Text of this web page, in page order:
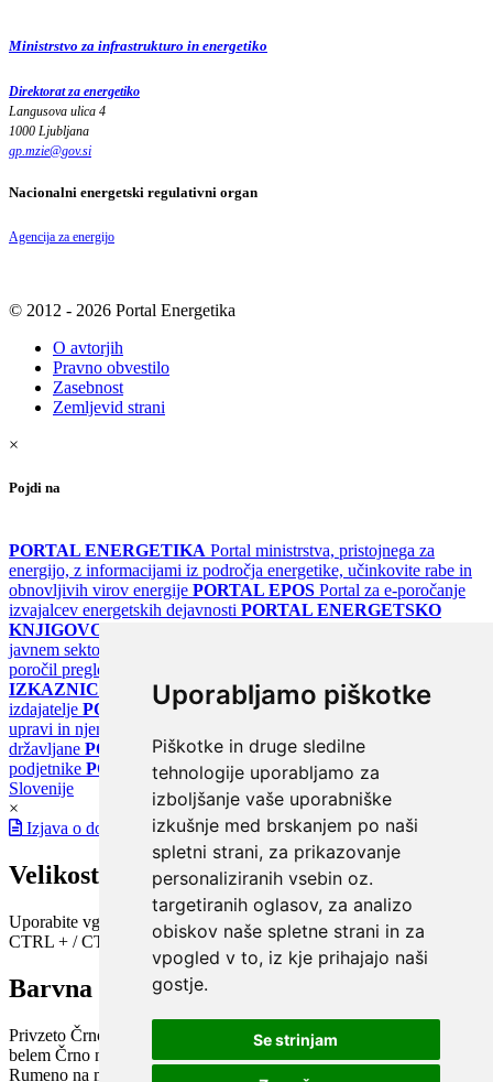
Uporabljamo piškotke
Piškotke in druge sledilne
tehnologije uporabljamo za
izboljšanje vaše uporabniške
izkušnje med brskanjem po naši
spletni strani, za prikazovanje
personaliziranih vsebin oz.
targetiranih oglasov, za analizo
obiskov naše spletne strani in za
vpogled v to, iz kje prihajajo naši
gostje.
Se strinjam
Ministrstvo za infrastrukturo in energetiko
Direktorat za energetiko
Langusova ulica 4
1000 Ljubljana
gp.mzie@gov.si
Nacionalni energetski regulativni organ
Agencija za energijo
© 2012 - 2026 Portal Energetika
O avtorjih
Pravno obvestilo
Zasebnost
Zemljevid strani
×
Pojdi na
PORTAL ENERGETIKA Portal ministrstva, pristojnega za
energijo, z informacijami iz področja energetike, učinkovite rabe in
obnovljivih virov energije PORTAL EPOS Portal za e-poročanje
izvajalcev energetskih dejavnosti PORTAL ENERGETSKO
KNJIGOVODSTVO
javnem sektorju
poročil pregledov klimatskih sistemov
IZKAZNICE
Register energetskih izkaznic - za izdelovalce in
izdajatelje PORTAL GOV.SI Osrednje spletno mesto o državni
upravi in njenih storitvah
državljane PORTAL SPOT Državni portal za podjetja in
podjetnike PORTAL OPSI Državni portal odprtih podatkov
Slovenije
×
Izjava o dostopnosti
Velikost pisave
Uporabite vgrajeno funkcijo brskalnika
CTRL + / CTRL -
Barvna shema
Privzeto Črno na belem Belo na črnem Črno na bež
belem Črno na zelenem
Modro na rumenem
Rumeno na modrem
Turkizno na črnem Črno na vijoličnem